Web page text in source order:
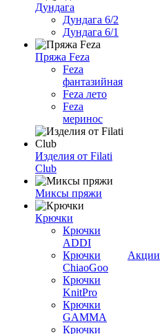
Дундага
Дундага 6/2
Дундага 6/1
Пряжа Feza
Feza
фантазийная
Feza лето
Feza
меринос
Изделия от Filati
Club
Миксы пряжи
Крючки
Крючки
ADDI
Крючки
ChiaoGoo
Крючки
KnitPro
Крючки
GAMMA
Крючки
Акции